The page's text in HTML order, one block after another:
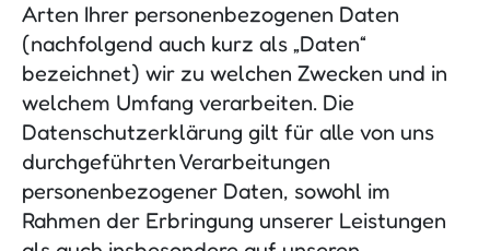
Arten Ihrer personenbezogenen Daten
(nachfolgend auch kurz als „Daten“
bezeichnet) wir zu welchen Zwecken und in
welchem Umfang verarbeiten. Die
Datenschutzerklärung gilt für alle von uns
durchgeführten Verarbeitungen
personenbezogener Daten, sowohl im
Rahmen der Erbringung unserer Leistungen